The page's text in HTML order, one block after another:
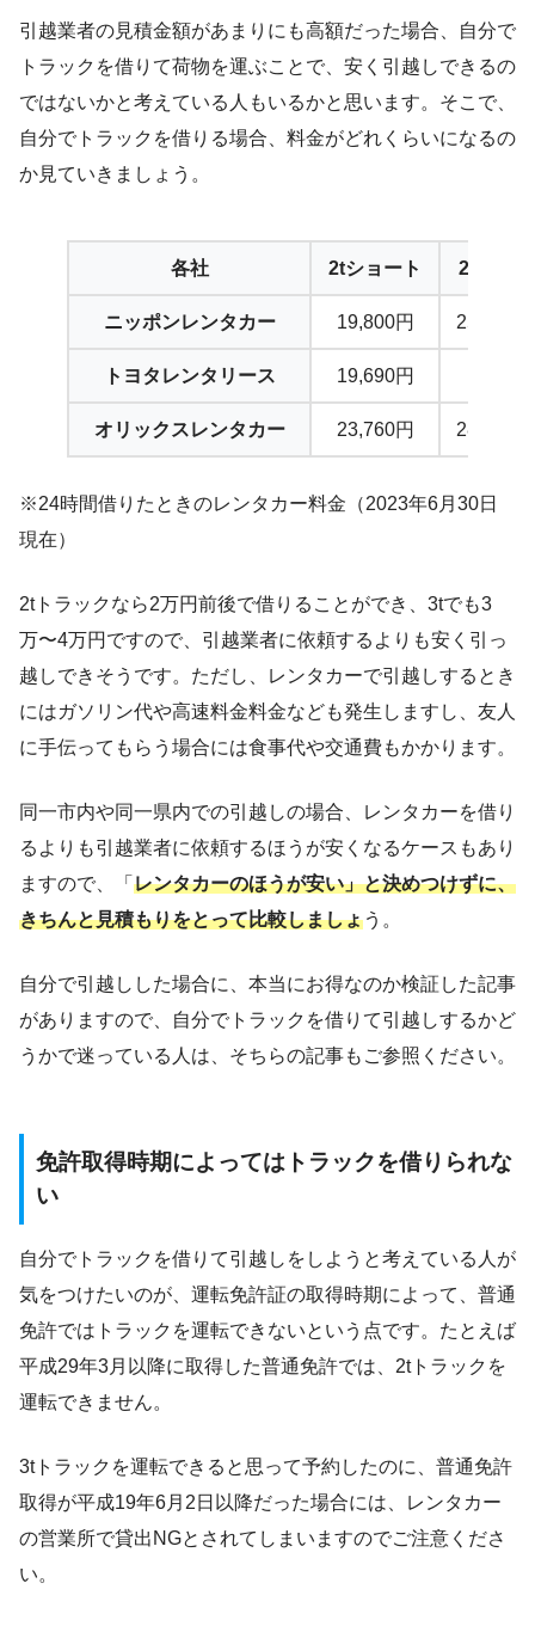
引越業者の見積金額があまりにも高額だった場合、自分で
トラックを借りて荷物を運ぶことで、安く引越しできるの
ではないかと考えている人もいるかと思います。そこで、
自分でトラックを借りる場合、料金がどれくらいになるの
か見ていきましょう。
各社 2tショート 2tロング
ニッポンレンタカー 19,800円 25,850円
トヨタレンタリース 19,690円
オリックスレンタカー 23,760円 28,380円
※24時間借りたときのレンタカー料金（2023年6月30日
現在）
2tトラックなら2万円前後で借りることができ、3tでも3
万〜4万円ですので、引越業者に依頼するよりも安く引っ
越しできそうです。ただし、レンタカーで引越しするとき
にはガソリン代や高速料金料金なども発生しますし、友人
に手伝ってもらう場合には食事代や交通費もかかります。
同一市内や同一県内での引越しの場合、レンタカーを借り
るよりも引越業者に依頼するほうが安くなるケースもあり
ますので、「 レンタカーのほうが安い」と決めつけずに、
きちんと見積もりをとって比較しましょう。
自分で引越しした場合に、本当にお得なのか検証した記事
がありますので、自分でトラックを借りて引越しするかど
うかで迷っている人は、そちらの記事もご参照ください。
免許取得時期によってはトラックを借りられな
い
自分でトラックを借りて引越しをしようと考えている人が
気をつけたいのが、運転免許証の取得時期によって、普通
免許ではトラックを運転できないという点です。たとえば
平成29年3月以降に取得した普通免許では、2tトラックを
運転できません。
3tトラックを運転できると思って予約したのに、普通免許
取得が平成19年6月2日以降だった場合には、レンタカー
の営業所で貸出NGとされてしまいますのでご注意くださ
い。